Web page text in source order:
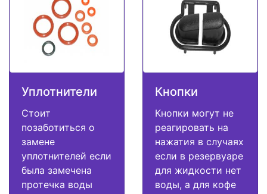
Уплотнители
Стоит
позаботиться о
замене
уплотнителей если
была замечена
протечка воды
Кнопки
Кнопки могут не
реагировать на
нажатия в случаях
если в резервуаре
для жидкости нет
воды, а для кофе